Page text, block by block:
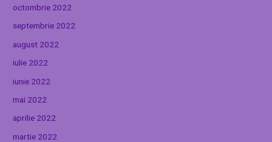
octombrie 2022
septembrie 2022
august 2022
iulie 2022
iunie 2022
mai 2022
aprilie 2022
martie 2022